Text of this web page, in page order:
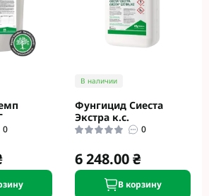
0
В наличии
Фунгицид Сиеста
Экстра к.с.
0
6 248.00 ₴
В корзину